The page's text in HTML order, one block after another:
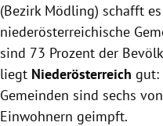
(Bezirk Mödling) schafft
niederösterreichische
sind 73 Prozent der
liegt Niederösterreich gut:
Gemeinden sind sechs
Einwohnern geimpft.